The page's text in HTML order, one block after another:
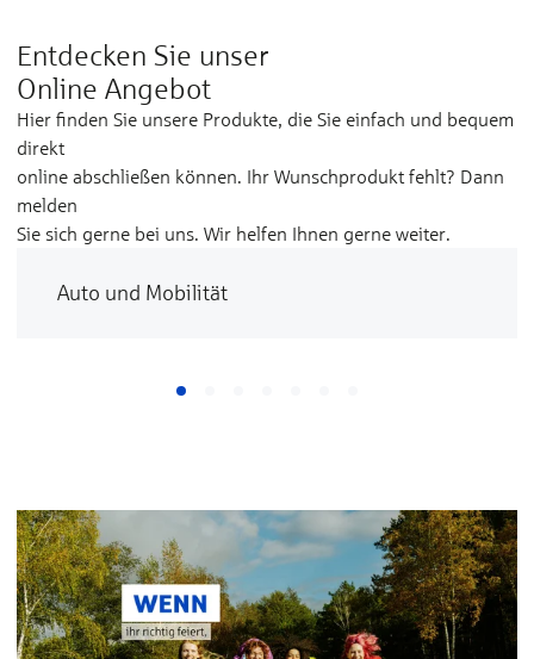
Entdecken Sie unser
Online Angebot
Hier finden Sie unsere Produkte, die Sie einfach und bequem
direkt
online abschließen können. Ihr Wunschprodukt fehlt? Dann
melden
Sie sich gerne bei uns. Wir helfen Ihnen gerne weiter.
Auto und Mobilität